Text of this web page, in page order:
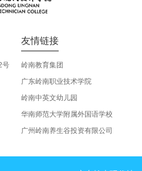
号
友情链接
岭南教育集团
广东岭南职业技术学院
岭南中英文幼儿园
华南师范大学附属外国语学校
广州岭南养生谷投资有限公司